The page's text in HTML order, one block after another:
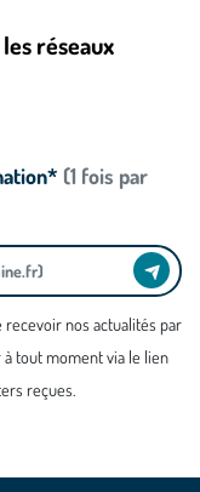
réseaux
(1 fois par
nos actualités par
tout moment via le lien
reçues.